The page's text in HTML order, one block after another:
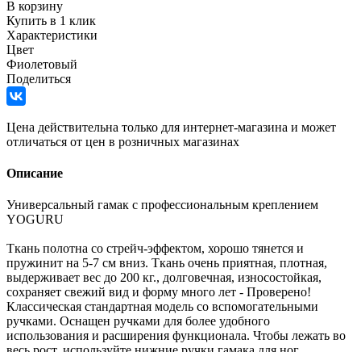
В корзину
Купить в 1 клик
Характеристики
Цвет
Фиолетовый
Поделиться
Цена действительна только для интернет-магазина и может
отличаться от цен в розничных магазинах
Описание
Универсальный гамак с профессиональным креплением
YOGURU
Ткань полотна со стрейч-эффектом, хорошо тянется и
пружинит на 5-7 см вниз. Ткань очень приятная, плотная,
выдерживает вес до 200 кг., долговечная, износостойкая,
сохраняет свежий вид и форму много лет - Проверено!
Классическая стандартная модель со вспомогательными
ручками. Оснащен ручками для более удобного
использования и расширения функционала. Чтобы лежать во